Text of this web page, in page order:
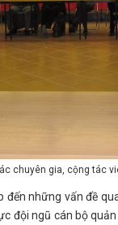
chuyên gia, cộng tác
những vấn đề
đội ngũ cán bộ